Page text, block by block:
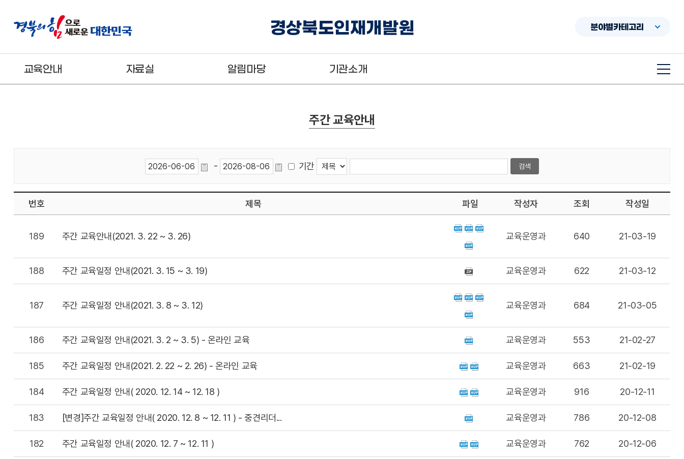
경상북도인재개발원 분야별카테고리
교육안내 자료실 알림마당 기관소개
주간 교육안내
- 기간
번호 제목 파일 작성자 조회 작성일
189 주간 교육안내(2021. 3. 22 ~ 3. 26) 교육운영과 640 21-03-19
188 주간 교육일정 안내(2021. 3. 15 ~ 3. 19) 교육운영과 622 21-03-12
187 주간 교육일정 안내(2021. 3. 8 ~ 3. 12) 교육운영과 684 21-03-05
186 주간 교육일정 안내(2021. 3. 2 ~ 3. 5) - 온라인 교육 교육운영과 553 21-02-27
185 주간 교육일정 안내(2021. 2. 22 ~ 2. 26) - 온라인 교육 교육운영과 663 21-02-19
184 주간 교육일정 안내( 2020. 12. 14 ~ 12. 18 ) 교육운영과 916 20-12-11
183 [변경]주간 교육일정 안내( 2020. 12. 8 ~ 12. 11 ) - 중견리더... 교육운영과 786 20-12-08
182 주간 교육일정 안내( 2020. 12. 7 ~ 12. 11 ) 교육운영과 762 20-12-06